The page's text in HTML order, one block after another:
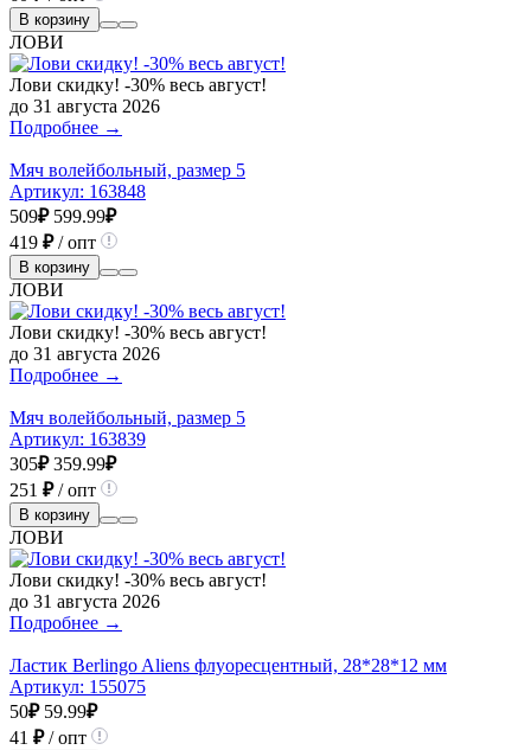
В корзину
ЛОВИ
Лови скидку! -30% весь август!
до 31 августа 2026
Подробнее →
Мяч волейбольный, размер 5
Артикул: 163848
509₽ 599.99₽
419 ₽/ опт
В корзину
ЛОВИ
Лови скидку! -30% весь август!
до 31 августа 2026
Подробнее →
Мяч волейбольный, размер 5
Артикул: 163839
305₽ 359.99₽
251 ₽/ опт
В корзину
ЛОВИ
Лови скидку! -30% весь август!
до 31 августа 2026
Подробнее →
Ластик Berlingo Aliens флуоресцентный, 28*28*12 мм
Артикул: 155075
50₽ 59.99₽
41 ₽/ опт